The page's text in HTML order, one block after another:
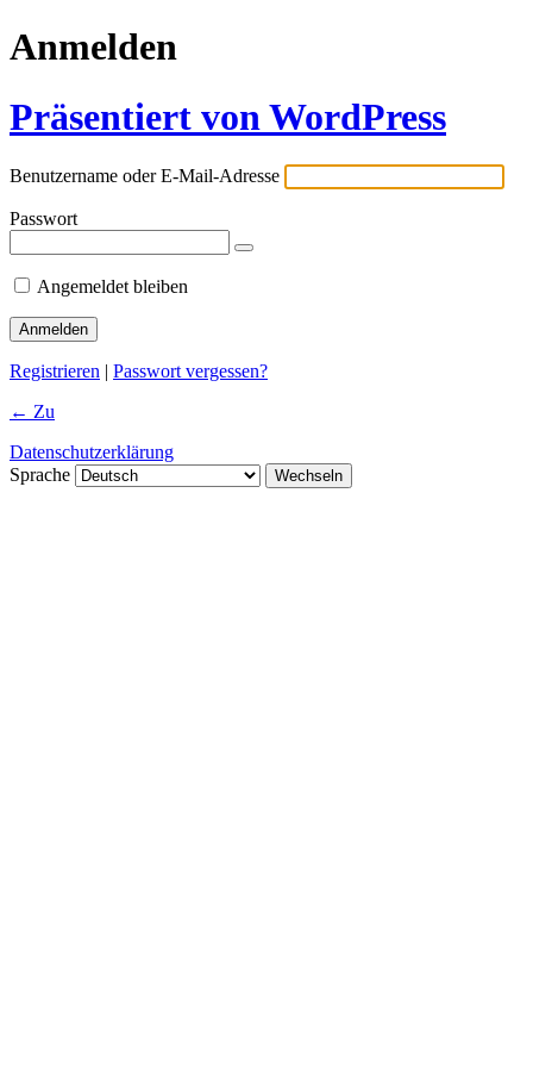
Anmelden
Präsentiert von WordPress
Benutzername oder E-Mail-Adresse
Passwort
Angemeldet bleiben
Registrieren | Passwort vergessen?
← Zu
Datenschutzerklärung
Sprache